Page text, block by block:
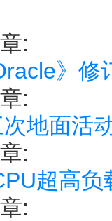
:
》
:
地面活
:
超高负
: